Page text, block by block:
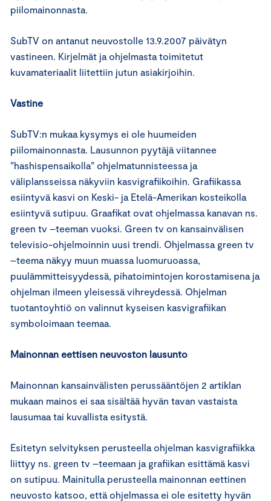
piilomainonnasta.
SubTV on antanut neuvostolle 13.9.2007 päivätyn
vastineen. Kirjelmät ja ohjelmasta toimitetut
kuvamateriaalit liitettiin jutun asiakirjoihin.
Vastine
SubTV:n mukaa kysymys ei ole huumeiden
piilomainonnasta. Lausunnon pyytäjä viitannee
”hashispensaikolla” ohjelmatunnisteessa ja
väliplansseissa näkyviin kasvigrafiikoihin. Grafiikassa
esiintyvä kasvi on Keski- ja Etelä-Amerikan kosteikolla
esiintyvä sutipuu. Graafikat ovat ohjelmassa kanavan ns.
green tv –teeman vuoksi. Green tv on kansainvälisen
televisio-ohjelmoinnin uusi trendi. Ohjelmassa green tv
–teema näkyy muun muassa luomuruoassa,
puulämmitteisyydessä, pihatoimintojen korostamisena ja
ohjelman ilmeen yleisessä vihreydessä. Ohjelman
tuotantoyhtiö on valinnut kyseisen kasvigrafiikan
symboloimaan teemaa.
Mainonnan eettisen neuvoston lausunto
Mainonnan kansainvälisten perussääntöjen 2 artiklan
mukaan mainos ei saa sisältää hyvän tavan vastaista
lausumaa tai kuvallista esitystä.
Esitetyn selvityksen perusteella ohjelman kasvigrafiikka
liittyy ns. green tv –teemaan ja grafiikan esittämä kasvi
on sutipuu. Mainitulla perusteella mainonnan eettinen
neuvosto katsoo, että ohjelmassa ei ole esitetty hyvän